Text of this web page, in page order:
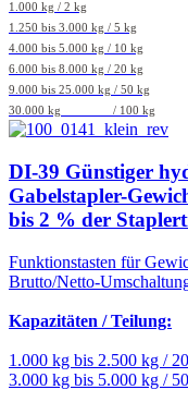
1.000 kg / 2 kg
1.250 bis 3.000 kg / 5 kg
4.000 bis 5.000 kg / 10 kg
6.000 bis 8.000 kg / 20 kg
9.000 bis 25.000 kg / 50 kg
30.000 kg / 100 kg
DI-39 Günstiger
Gabelstapler-
bis 2 % der
Funktionstasten für
Brutto/Netto-
Kapazitäten / Teilung:
1.000 kg bis 2.500 kg /
3.000 kg bis 5.000 kg /